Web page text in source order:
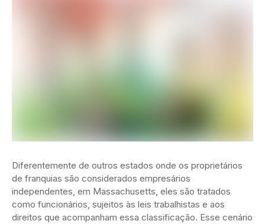
Diferentemente de outros estados onde os proprietários
de franquias são considerados empresários
independentes, em Massachusetts, eles são tratados
como funcionários, sujeitos às leis trabalhistas e aos
direitos que acompanham essa classificação. Esse cenário